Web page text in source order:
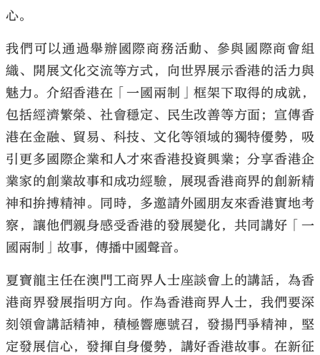
心。
我們可以通過舉辦國際商務活動、參與國際商會組
織、開展文化交流等方式，向世界展示香港的活力與
魅力。介紹香港在「一國兩制」框架下取得的成就，
包括經濟繁榮、社會穩定、民生改善等方面；宣傳香
港在金融、貿易、科技、文化等領域的獨特優勢，吸
引更多國際企業和人才來香港投資興業；分享香港企
業家的創業故事和成功經驗，展現香港商界的創新精
神和拚搏精神。同時，多邀請外國朋友來香港實地考
察，讓他們親身感受香港的發展變化，共同講好「一
國兩制」故事，傳播中國聲音。
夏寶龍主任在澳門工商界人士座談會上的講話，為香
港商界發展指明方向。作為香港商界人士，我們要深
刻領會講話精神，積極響應號召，發揚鬥爭精神，堅
定發展信心，發揮自身優勢，講好香港故事。在新征